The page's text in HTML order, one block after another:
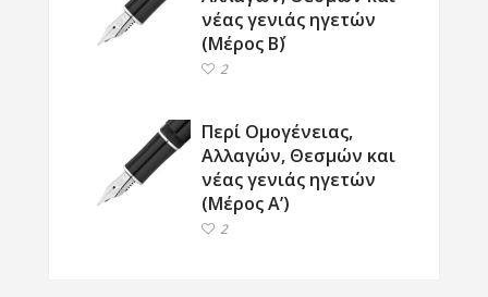
νέας γενιάς ηγετών
(Μέρος Β΄)
2
Περί Ομογένειας,
Αλλαγών, Θεσμών και
νέας γενιάς ηγετών
(Μέρος Α’)
2